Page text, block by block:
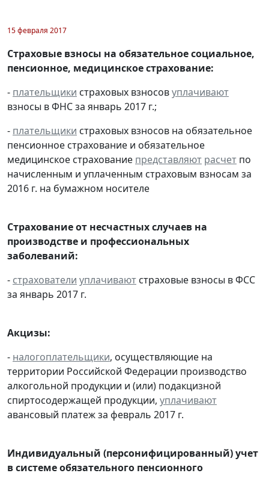
15 февраля 2017
Страховые взносы на обязательное социальное,
пенсионное, медицинское страхование:
- плательщики страховых взносовуплачивают
взносы в ФНС за январь 2017 г.;
- плательщики страховых взносов на обязательное
пенсионное страхование и обязательное
медицинское страхование представляют расчет по
начисленным и уплаченным страховым взносам за
2016 г. на бумажном носителе
Страхование от несчастных случаев на
производстве и профессиональных
заболеваний:
- страхователи уплачивают страховые взносы в ФСС
за январь 2017 г.
Акцизы:
- налогоплательщики, осуществляющие на
территории Российской Федерации производство
алкогольной продукции и (или) подакцизной
спиртосодержащей продукции, уплачивают
авансовый платеж за февраль 2017 г.
Индивидуальный (персонифицированный) учет
в системе обязательного пенсионного